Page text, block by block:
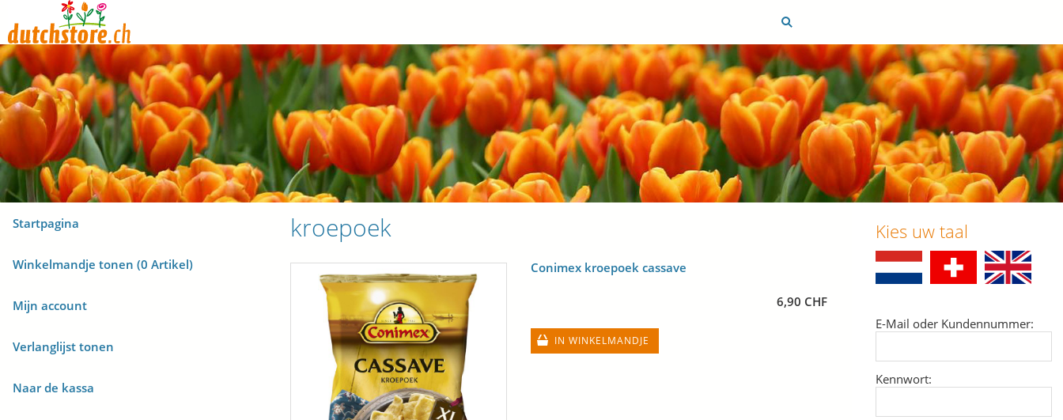
Startpagina
Winkelmandje tonen (0 Artikel)
Mijn account
Verlanglijst tonen
Naar de kassa
kroepoek
Conimex kroepoek cassave
6,90 CHF
IN WINKELMANDJE
Kies uw taal
E-Mail oder Kundennummer:
Kennwort: